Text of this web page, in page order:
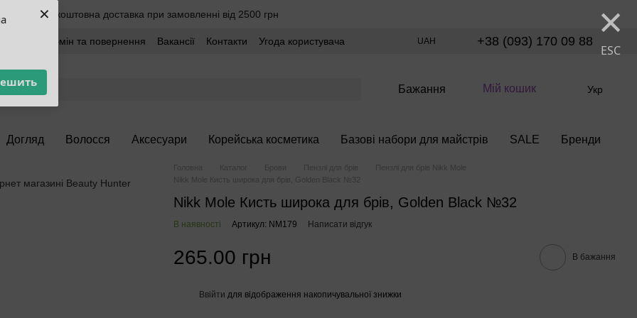
× ×
ESC
Безкоштовна доставка при замовленні від 2500 грн
Обмін та повернення Вакансії Контакти
Угода користувача
UAH +38 (093) 170 09 88
Бажання Мій кошик Укр
Догляд Волосся Аксесуари Корейська косметика Базові набори для майстрів SALE Бренди
Головна Каталог Брови Пензлі для брів
Пензлі для брів Nikk Mole
Nikk Mole Кисть широка для брів, Golden Black №32
Nikk Mole Кисть широка для брів, Golden Black №32
В наявності Артикул: NM179 Написати відгук
265.00 грн В бажання
Ввійти для відображення накопичувальної знижки